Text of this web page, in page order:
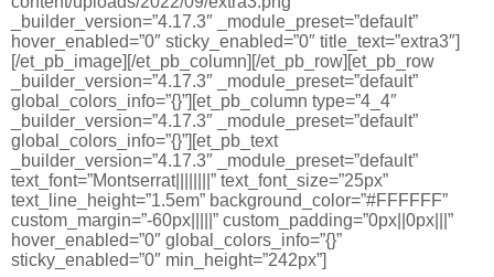
_builder_version=”4.17.3″ _module_preset=”default”
hover_enabled=”0″ sticky_enabled=”0″ title_text=”extra3″]
[/et_pb_image][/et_pb_column][/et_pb_row][et_pb_row
_builder_version=”4.17.3″ _module_preset=”default”
global_colors_info=”{}”][et_pb_column type=”4_4″
_builder_version=”4.17.3″ _module_preset=”default”
global_colors_info=”{}”][et_pb_text
_builder_version=”4.17.3″ _module_preset=”default”
text_font=”Montserrat||||||||” text_font_size=”25px”
text_line_height=”1.5em” background_color=”#FFFFFF”
custom_margin=”-60px|||||” custom_padding=”0px||0px|||”
hover_enabled=”0″ global_colors_info=”{}”
sticky_enabled=”0″ min_height=”242px”]